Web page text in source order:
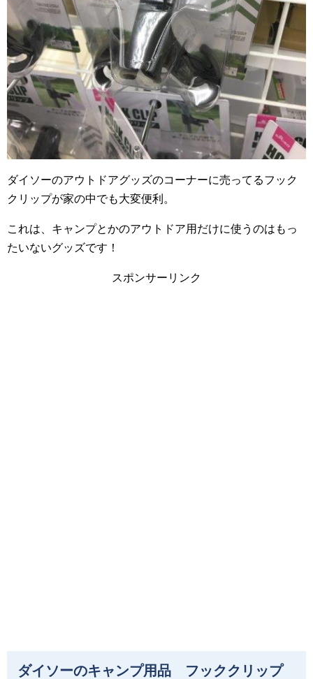
ダイソーのアウトドアグッズのコーナーに売ってるフック
クリップが家の中でも大変便利。
これは、キャンプとかのアウトドア用だけに使うのはもっ
たいないグッズです！
スポンサーリンク
ダイソーのキャンプ用品 フッククリップ